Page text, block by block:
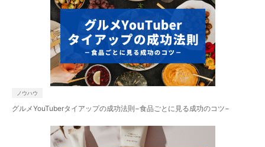
ノウハウ
グルメYouTuberタイアップの成功法則−食品ごとに見る成功のコツ−